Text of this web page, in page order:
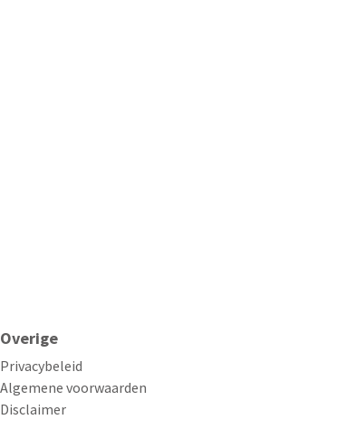
Overige
Privacybeleid
Algemene voorwaarden
Disclaimer